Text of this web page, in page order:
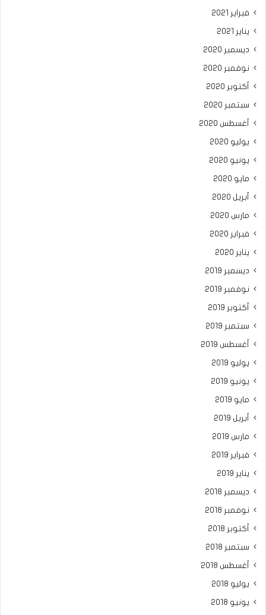
فبراير 2021
يناير 2021
ديسمبر 2020
نوفمبر 2020
أكتوبر 2020
سبتمبر 2020
أغسطس 2020
يوليو 2020
يونيو 2020
مايو 2020
أبريل 2020
مارس 2020
فبراير 2020
يناير 2020
ديسمبر 2019
نوفمبر 2019
أكتوبر 2019
سبتمبر 2019
أغسطس 2019
يوليو 2019
يونيو 2019
مايو 2019
أبريل 2019
مارس 2019
فبراير 2019
يناير 2019
ديسمبر 2018
نوفمبر 2018
أكتوبر 2018
سبتمبر 2018
أغسطس 2018
يوليو 2018
يونيو 2018